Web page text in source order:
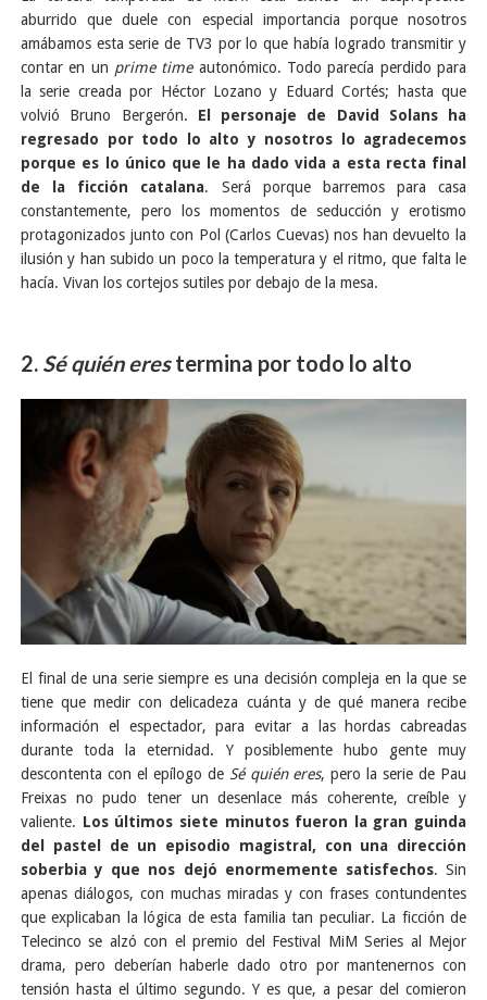
aburrido que duele con especial importancia porque nosotros
amábamos esta serie de TV3 por lo que había logrado transmitir y
contar en un prime timeautonómico. Todo parecía perdido para
la serie creada por Héctor Lozano y Eduard Cortés; hasta que
volvió Bruno Bergerón. El personaje de David Solans ha
regresado por todo lo alto y nosotros lo agradecemos
porque es lo único que le ha dado vida a esta recta final
de la ficción catalana. Será porque barremos para casa
constantemente, pero los momentos de seducción y erotismo
protagonizados junto con Pol (Carlos Cuevas) nos han devuelto la
ilusión y han subido un poco la temperatura y el ritmo, que falta le
hacía. Vivan los cortejos sutiles por debajo de la mesa.
2. Sé quién erestermina por todo lo alto
El final de una serie siempre es una decisión compleja en la que se
tiene que medir con delicadeza cuánta y de qué manera recibe
información el espectador, para evitar a las hordas cabreadas
durante toda la eternidad. Y posiblemente hubo gente muy
descontenta con el epílogo de Sé quién eres, pero la serie de Pau
Freixas no pudo tener un desenlace más coherente, creíble y
valiente. Los últimos siete minutos fueron la gran guinda
del pastel de un episodio magistral, con una dirección
soberbia y que nos dejó enormemente satisfechos. Sin
apenas diálogos, con muchas miradas y con frases contundentes
que explicaban la lógica de esta familia tan peculiar. La ficción de
Telecinco se alzó con el premio del Festival MiM Series al Mejor
drama, pero deberían haberle dado otro por mantenernos con
tensión hasta el último segundo. Y es que, a pesar del comieron